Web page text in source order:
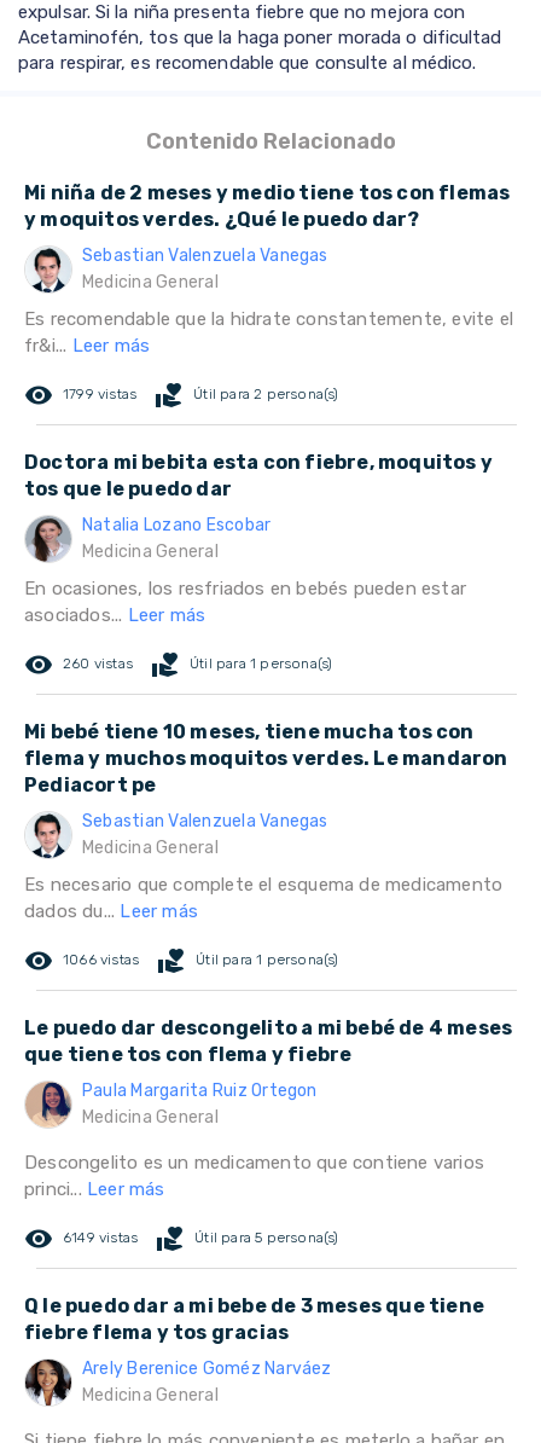
expulsar. Si la niña presenta fiebre que no mejora con
Acetaminofén, tos que la haga poner morada o dificultad
para respirar, es recomendable que consulte al médico.
Contenido Relacionado
Mi niña de 2 meses y medio tiene tos con flemas
y moquitos verdes. ¿Qué le puedo dar?
Sebastian Valenzuela Vanegas
Medicina General
Es recomendable que la hidrate constantemente, evite el
fr&i... Leer más
remove_red_eye 1799 vistas volunteer_activism Útil para 2 persona(s)
Doctora mi bebita esta con fiebre, moquitos y
tos que le puedo dar
Natalia Lozano Escobar
Medicina General
En ocasiones, los resfriados en bebés pueden estar
asociados... Leer más
remove_red_eye 260 vistas volunteer_activism Útil para 1 persona(s)
Mi bebé tiene 10 meses, tiene mucha tos con
flema y muchos moquitos verdes. Le mandaron
Pediacort pe
Sebastian Valenzuela Vanegas
Medicina General
Es necesario que complete el esquema de medicamento
dados du... Leer más
remove_red_eye 1066 vistas volunteer_activism Útil para 1 persona(s)
Le puedo dar descongelito a mi bebé de 4 meses
que tiene tos con flema y fiebre
Paula Margarita Ruiz Ortegon
Medicina General
Descongelito es un medicamento que contiene varios
princi... Leer más
remove_red_eye 6149 vistas volunteer_activism Útil para 5 persona(s)
Q le puedo dar a mi bebe de 3 meses que tiene
fiebre flema y tos gracias
Arely Berenice Goméz Narváez
Medicina General